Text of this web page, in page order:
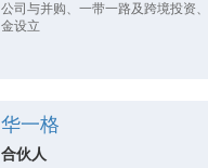
公司与并购、一带一路及跨境投资
金设立
华一格
合伙人